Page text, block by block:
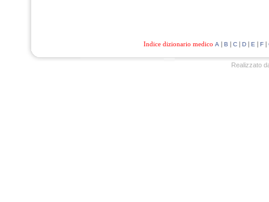
Indice dizionario medico A | B | C| D| E | F|
Realizzato